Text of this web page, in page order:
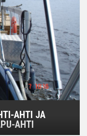
AHTI JA
AHTI